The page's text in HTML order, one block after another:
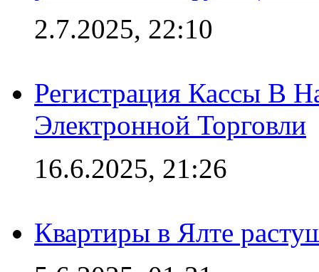
2.7.2025, 22:10
Регистрация Кассы В
Электронной Торговли
16.6.2025, 21:26
Квартиры в Ялте